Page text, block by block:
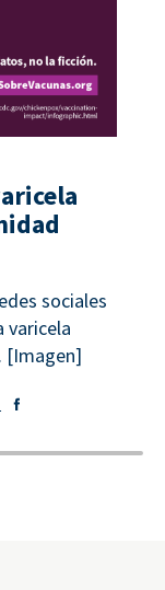
sociales
varicela
[Imagen]